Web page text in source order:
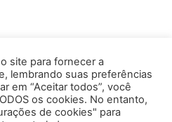
site para fornecer a
lembrando suas preferências
em “Aceitar todos”, você
os cookies. No entanto,
de cookies" para